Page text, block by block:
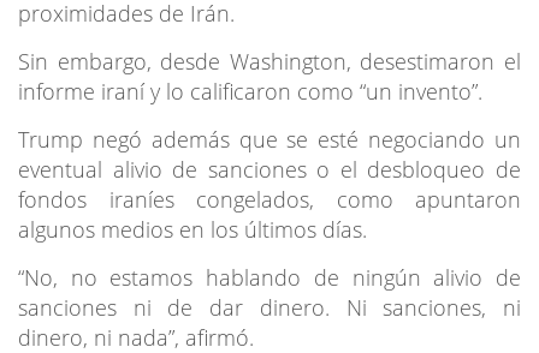
proximidades de Irán.
Sin embargo, desde Washington, desestimaron el
informe iraní y lo calificaron como “un invento”.
Trump negó además que se esté negociando un
eventual alivio de sanciones o el desbloqueo de
fondos iraníes congelados, como apuntaron
algunos medios en los últimos días.
“No, no estamos hablando de ningún alivio de
sanciones ni de dar dinero. Ni sanciones, ni
dinero, ni nada”, afirmó.